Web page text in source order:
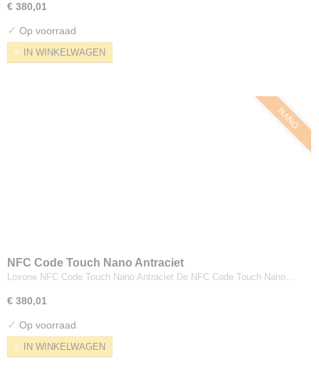
€ 380,01
✓ Op voorraad
IN WINKELWAGEN
NANO
NFC Code Touch Nano Antraciet
Loxone NFC Code Touch Nano Antraciet De NFC Code Touch Nano…
€ 380,01
✓ Op voorraad
IN WINKELWAGEN